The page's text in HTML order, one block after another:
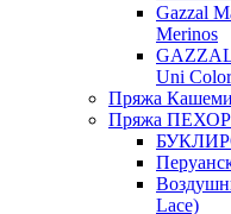
Gazzal
Merinos
Uni
Пряжа
Пряжа
Lace)